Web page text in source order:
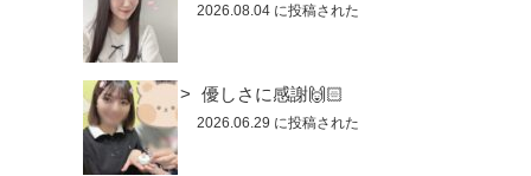
2026.08.04 に投稿された
優しさに感謝🙌🏻
2026.06.29 に投稿された